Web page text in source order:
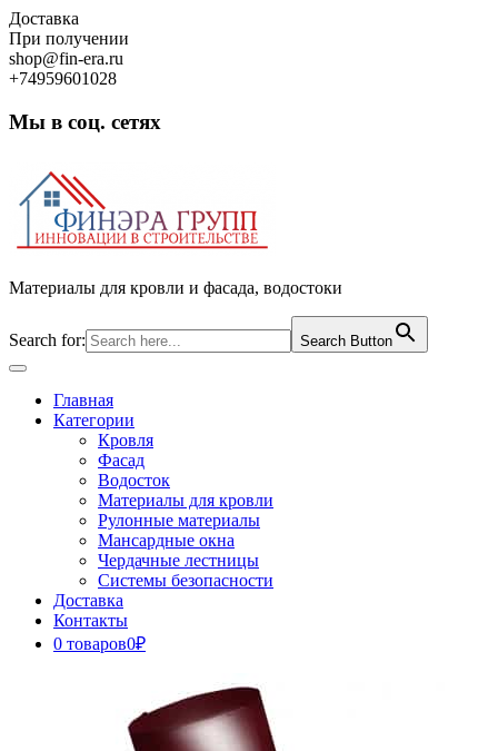
Skip
to
content
Доставка
При получении
shop@fin-era.ru
+74959601028
Мы в соц. сетях
Материалы для кровли и фасада, водостоки
Search for: Search Button
Open
ButtonГлавная
Категории
Кровля
Фасад
Водосток
Материалы для кровли
Рулонные материалы
Мансардные окна
Чердачные лестницы
Системы безопасности
Доставка
Контакты
0 товаров0₽